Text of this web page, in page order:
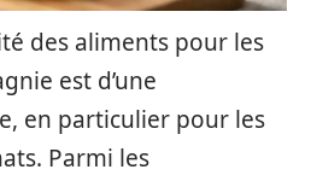
des aliments pour les
est d’une
en particulier pour les
Parmi les